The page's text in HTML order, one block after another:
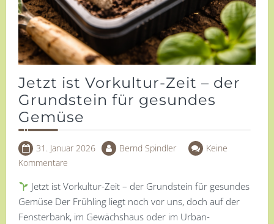
Jetzt ist Vorkultur-Zeit – der
Grundstein für gesundes
Gemüse
31. Januar 2026 Bernd Spindler
Keine
Kommentare
Jetzt ist Vorkultur-Zeit – der Grundstein für gesundes
Gemüse Der Frühling liegt noch vor uns, doch auf der
Fensterbank, im Gewächshaus oder im Urban-